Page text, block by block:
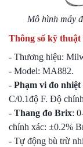
Mô hình máy
Thông số kỹ thuật
- Thương hiệu:
- Model: MA882.
- Phạm vi đo nhiệt
C/0.1độ F. Độ
- Thang đo Brix:
chính xác: ±0.2%
- Tự động bù trừ